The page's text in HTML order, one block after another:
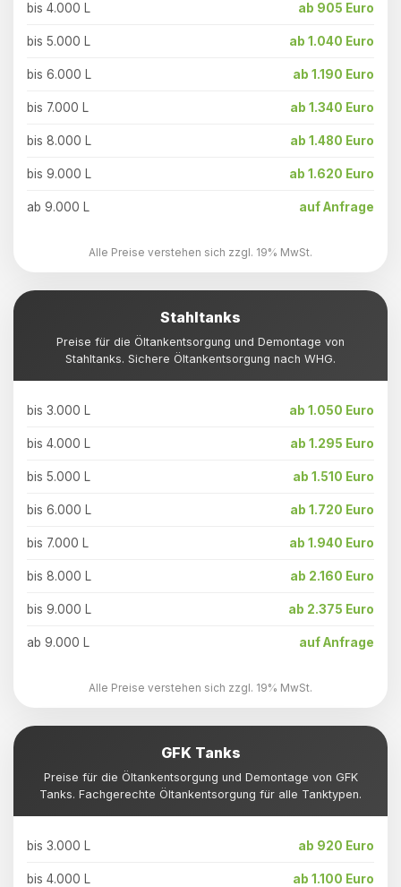
bis 4.000 L ab 905 Euro
bis 5.000 L ab 1.040 Euro
bis 6.000 L ab 1.190 Euro
bis 7.000 L ab 1.340 Euro
bis 8.000 L ab 1.480 Euro
bis 9.000 L ab 1.620 Euro
ab 9.000 L auf Anfrage
Alle Preise verstehen sich zzgl. 19% MwSt.
Stahltanks
Preise für die Öltankentsorgung und Demontage von
Stahltanks. Sichere Öltankentsorgung nach WHG.
bis 3.000 L ab 1.050 Euro
bis 4.000 L ab 1.295 Euro
bis 5.000 L ab 1.510 Euro
bis 6.000 L ab 1.720 Euro
bis 7.000 L ab 1.940 Euro
bis 8.000 L ab 2.160 Euro
bis 9.000 L ab 2.375 Euro
ab 9.000 L auf Anfrage
Alle Preise verstehen sich zzgl. 19% MwSt.
GFK Tanks
Preise für die Öltankentsorgung und Demontage von GFK
Tanks. Fachgerechte Öltankentsorgung für alle Tanktypen.
bis 3.000 L ab 920 Euro
bis 4.000 L ab 1.100 Euro